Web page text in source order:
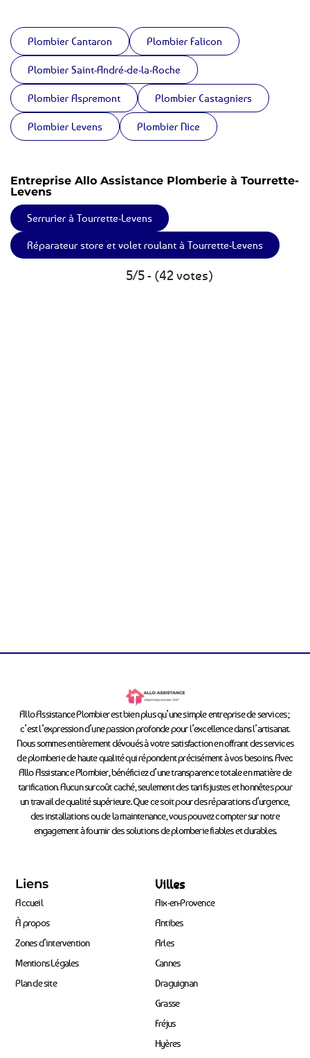
Plombier Cantaron Plombier Falicon
Plombier Saint-André-de-la-Roche
Plombier Aspremont Plombier Castagniers
Plombier Levens Plombier Nice
Entreprise Allo Assistance Plomberie à Tourrette-
Levens
Serrurier à Tourrette-Levens
Réparateur store et volet roulant à Tourrette-Levens
5/5 - (42 votes)
Allo Assistance Plombier est bien plus qu’une simple entreprise de services ;
c’est l’expression d’une passion profonde pour l’excellence dans l’artisanat.
Nous sommes entièrement dévoués à votre satisfaction en offrant des services
de plomberie de haute qualité qui répondent précisément à vos besoins. Avec
Allo Assistance Plombier, bénéficiez d’une transparence totale en matière de
tarification. Aucun surcoût caché, seulement des tarifs justes et honnêtes pour
un travail de qualité supérieure. Que ce soit pour des réparations d’urgence,
des installations ou de la maintenance, vous pouvez compter sur notre
engagement à fournir des solutions de plomberie fiables et durables.
Liens
Accueil
À propos
Zones d’intervention
Mentions Légales
Plan de site
Villes
Aix-en-Provence
Antibes
Arles
Cannes
Draguignan
Grasse
Fréjus
Hyères